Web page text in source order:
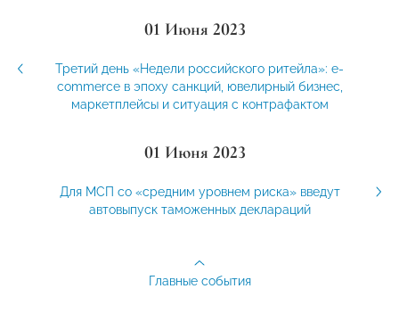
01 Июня 2023
Третий день «Недели российского ритейла»: e-
commerce в эпоху санкций, ювелирный бизнес,
маркетплейсы и ситуация с контрафактом
01 Июня 2023
Для МСП со «средним уровнем риска» введут
автовыпуск таможенных деклараций
Главные события